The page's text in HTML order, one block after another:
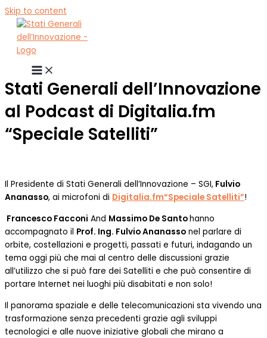
Skip to content
Stati Generali dell’Innovazione
al Podcast di Digitalia.fm
“Speciale Satelliti”
Il Presidente di Stati Generali dell’Innovazione – SGI, Fulvio
Ananasso, ai microfoni di Digitalia.fm“Speciale Satelliti”!
Francesco Facconi And Massimo De Santohanno
accompagnato il Prof. Ing. Fulvio Ananasso nel parlare di
orbite, costellazioni e progetti, passati e futuri, indagando un
tema oggi più che mai al centro delle discussioni grazie
all’utilizzo che si può fare dei Satelliti e che può consentire di
portare Internet nei luoghi più disabitati e non solo!
Il panorama spaziale e delle telecomunicazioni sta vivendo una
trasformazione senza precedenti grazie agli sviluppi
tecnologici e alle nuove iniziative globali che mirano a